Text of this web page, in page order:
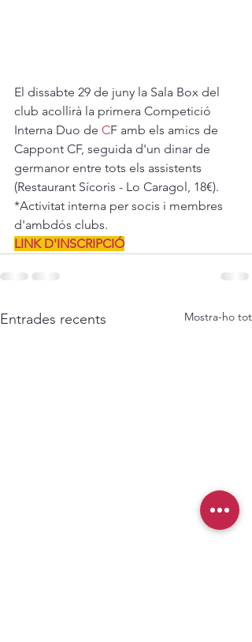
El dissabte 29 de juny la Sala Box del
club acollirà la primera Competició
Interna Duo de CF amb els amics de
Cappont CF, seguida d'un dinar de
germanor entre tots els assistents
(Restaurant Sícoris - Lo Caragol, 18€).
*Activitat interna per socis i membres
d'ambdós clubs.
LINK D'INSCRIPCIÓ
Entrades recents Mostra-ho tot